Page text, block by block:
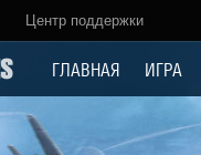
Центр поддержки
ГЛАВНАЯ ИГРА